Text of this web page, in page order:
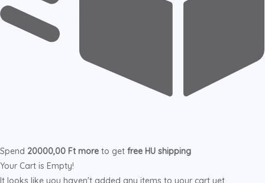
Spend 20000,00 Ft more to get free HU shipping
Your Cart is Empty!
It looks like you haven't added any items to your cart yet.